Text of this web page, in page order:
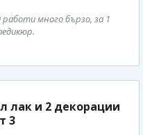
много бързо, за 1
лак и 2 декорации
3